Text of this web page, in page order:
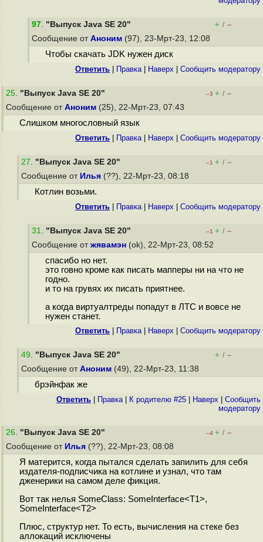
97. "Выпуск Java SE 20" + / –
Сообщение от Аноним (97), 23-Мрт-23, 12:08
Чтобы скачать JDK нужен диск
Ответить Правка| Наверх Cообщить модератору
25. "Выпуск Java SE 20" –3 + / –
Сообщение от Аноним (25), 22-Мрт-23, 07:43
Слишком многословный язык
Ответить Правка| Наверх Cообщить модератору
27. "Выпуск Java SE 20" –1 + / –
Сообщение от Илья (??), 22-Мрт-23, 08:18
Котлин возьми.
Ответить Правка| Наверх Cообщить модератору
31. "Выпуск Java SE 20" –1 + / –
Сообщение от жявамэн (ok), 22-Мрт-23, 08:52
спасибо но нет.
это говно кроме как писать мапперы ни на что не
годно.
и то на грувях их писать приятнее.
а когда виртуалтреды попадут в ЛТС и вовсе не
нужен станет.
Ответить Правка| Наверх Cообщить модератору
49. "Выпуск Java SE 20" + / –
Сообщение от Аноним (49), 22-Мрт-23, 11:38
брэйнфак же
Ответить Правка| К родителю #25 Наверх
Cообщить
модератору
26. "Выпуск Java SE 20" –4 + / –
Сообщение от Илья (??), 22-Мрт-23, 08:08
Я матерится, когда пытался сделать запилить для себя
издателя-подписчика на котлине и узнал, что там
дженерики на самом деле фикция.
Вот так нелья SomeClass: SomeInterface<T1>,
SomeInterface<T2>
Плюс, структур нет. То есть, вычисления на стеке без
аллокаций исключены